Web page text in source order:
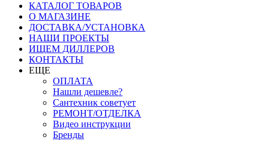
КАТАЛОГ ТОВАРОВ
О МАГАЗИНЕ
ДОСТАВКА/УСТАНОВКА
НАШИ ПРОЕКТЫ
ИЩЕМ ДИЛЛЕРОВ
КОНТАКТЫ
ЕЩЕ
ОПЛАТА
Нашли дешевле?
Сантехник советует
РЕМОНТ/ОТДЕЛКА
Видео инструкции
Бренды